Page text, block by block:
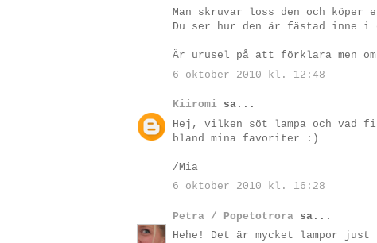
Man skruvar loss den och köper
Du ser hur den är fästad inne
Är urusel på att förklara men
6 oktober 2010 kl. 12:48
Kiiromi sa...
Hej, vilken söt lampa och vad
bland mina favoriter :)
/Mia
6 oktober 2010 kl. 16:28
Petra / Popetotrora sa...
Hehe! Det är mycket lampor